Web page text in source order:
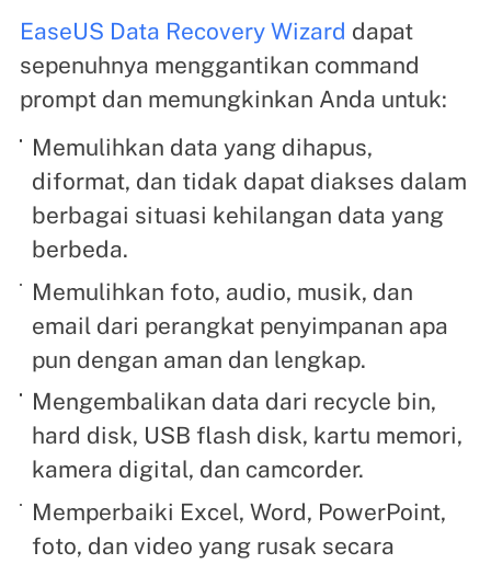
EaseUS Data Recovery Wizard dapat
sepenuhnya menggantikan command
prompt dan memungkinkan Anda untuk:
Memulihkan data yang dihapus,
diformat, dan tidak dapat diakses dalam
berbagai situasi kehilangan data yang
berbeda.
Memulihkan foto, audio, musik, dan
email dari perangkat penyimpanan apa
pun dengan aman dan lengkap.
Mengembalikan data dari recycle bin,
hard disk, USB flash disk, kartu memori,
kamera digital, dan camcorder.
Memperbaiki Excel, Word, PowerPoint,
foto, dan video yang rusak secara